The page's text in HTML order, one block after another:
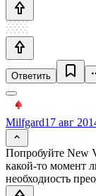
Ответить
Milfgard17 авг
Попробуйте New
какой-то момент
необходиость